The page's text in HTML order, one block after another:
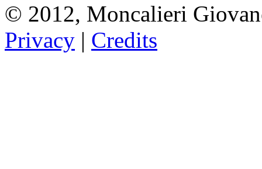
© 2012, Moncalieri
Privacy | Credits